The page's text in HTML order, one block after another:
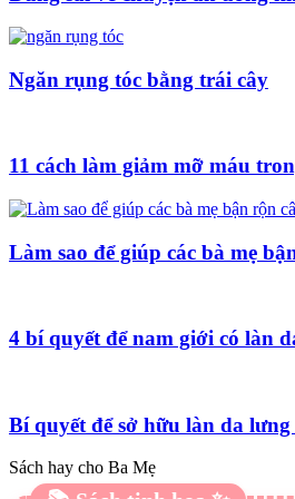
Ngăn rụng tóc bằng trái cây
11 cách làm giảm mỡ máu
Làm sao để giúp các bà mẹ
4 bí quyết để nam giới có làn
Bí quyết để sở hữu làn da lưng
Sách hay cho Ba Mẹ